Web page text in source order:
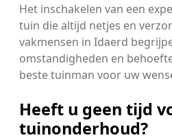
Het inschakelen van een
tuin die altijd netjes en
vakmensen in Idaerd
omstandigheden en
beste tuinman voor uw
Heeft u geen tijd
tuinonderhoud?